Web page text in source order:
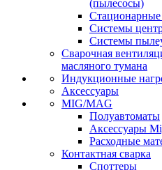
(пылесосы)
Стационарные
Системы
Системы
Сварочная
масляного тумана
Индукционные
Аксессуары
MIG/MAG
Полуавтоматы
Аксессуары
Расходные
Контактная сварка
Споттеры